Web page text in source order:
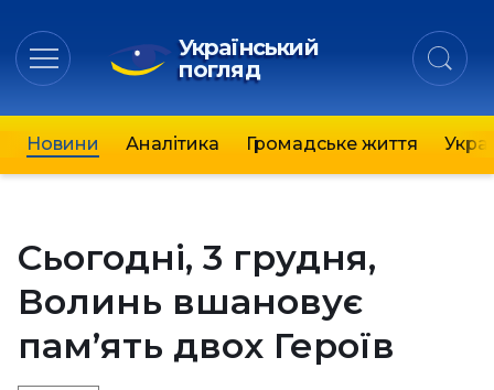
Український
погляд
Новини Аналітика Громадське життя
Сьогодні, 3 грудня,
Волинь вшановує
пам’ять двох Героїв